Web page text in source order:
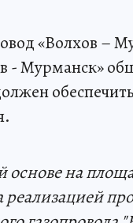
«Волхов –
- Мурманск»
основе на
реализацией